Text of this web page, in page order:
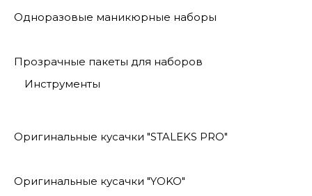
Одноразовые маникюрные наборы
Прозрачные пакеты для наборов
Инструменты
Оригинальные кусачки "STALEKS PRO"
Оригинальные кусачки "YOKO"